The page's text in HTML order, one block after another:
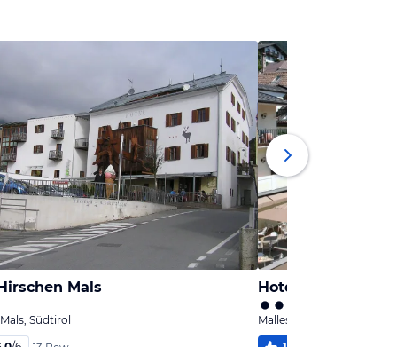
Mals
Südtirol
Hotel Greif
Malles Venosta / Mals,